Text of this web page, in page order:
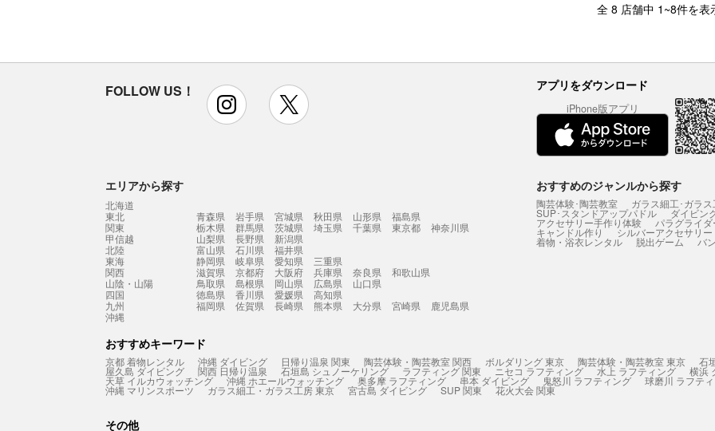
全 8 店舗中 1~8件を表
FOLLOW US！ instagram アプリをダウンロード
iPhone版アプリ
エリアから探す
北海道
東北
青森県 岩手県 宮城県 秋田県 山形県
福島県
関東
栃木県 群馬県 茨城県 埼玉県 千葉県 東京都
神奈川県
甲信越
山梨県 長野県
新潟県
北陸
富山県 石川県
福井県
東海
静岡県 岐阜県 愛知県
三重県
関西
滋賀県 京都府 大阪府 兵庫県 奈良県
和歌山県
山陰・山陽
鳥取県 島根県 岡山県 広島県
山口県
四国
徳島県 香川県 愛媛県
高知県
九州
福岡県 佐賀県 長崎県 熊本県 大分県 宮崎県
鹿児島県
沖縄
おすすめのジャンルから探す
陶芸体験･陶芸教室 ガラス細工･ガラ
SUP･スタンドアップパドル ダイビン
アクセサリー手作り体験 パラグライダ
キャンドル作り シルバーアクセサリ
着物・浴衣レンタル 脱出ゲーム バ
おすすめキーワード
京都 着物レンタル 沖縄 ダイビング 日帰り温泉 関東 陶芸体験・陶芸教室 関西 ボルダリング 東京 陶芸体験・陶芸教室 東京 石
屋久島 ダイビング 関西 日帰り温泉 石垣島 シュノーケリング ラフティング 関東 ニセコ ラフティング 水上 ラフティング 横浜
天草 イルカウォッチング 沖縄 ホエールウォッチング 奥多摩 ラフティング 串本 ダイビング 鬼怒川 ラフティング 球磨川 ラフテ
沖縄 マリンスポーツ ガラス細工・ガラス工房 東京 宮古島 ダイビング SUP 関東 花火大会 関東
その他